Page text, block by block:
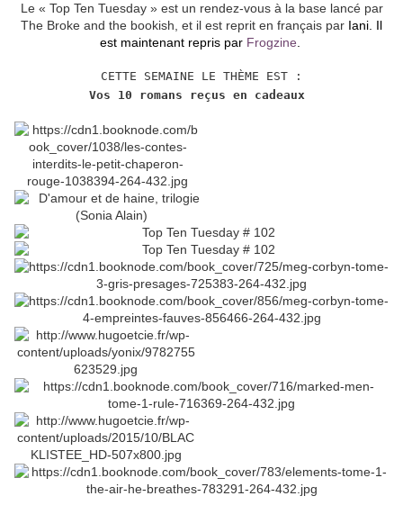
Le « Top Ten Tuesday » est un rendez-vous à la base lancé par
The Broke and the bookish, et il est reprit en français par Iani . Il
est maintenant repris par Frogzine
CETTE SEMAINE LE THÈME EST :
Vos 10 romans reçus en cadeaux